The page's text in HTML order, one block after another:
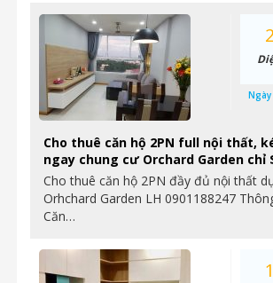
Cho thuê căn hộ 2PN full nội thất,
ngay chung cư Orchard Garden chỉ
Cho thuê căn hộ 2PN đầy đủ nội thất
Orhchard Garden LH 0901188247
Căn…